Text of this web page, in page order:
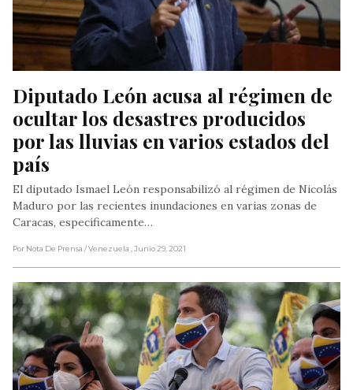
Diputado León acusa al régimen de
ocultar los desastres producidos
por las lluvias en varios estados del
país
El diputado Ismael León responsabilizó al régimen de Nicolás
Maduro por las recientes inundaciones en varias zonas de
Caracas, específicamente…
Por Nota De Prensa / Venezuela , Junio 29, 2021